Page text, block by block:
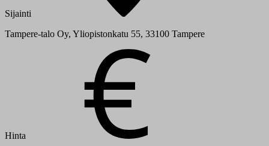
Sijainti
Tampere-talo Oy, Yliopistonkatu 55, 33100 Tampere
Hinta